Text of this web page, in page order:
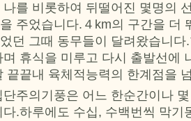
나를 비롯하여 뒤떨어진 몇명의
주었습니다.４km의 구간을 더
던 그때 동무들이 달려왔습니
며 휴식을 미루고 다시 출발선에
끝끝내 육체적능력의 한계점을
단주의기풍은 어느 한순간이나
다.하루에도 수십, 수백번씩 막기